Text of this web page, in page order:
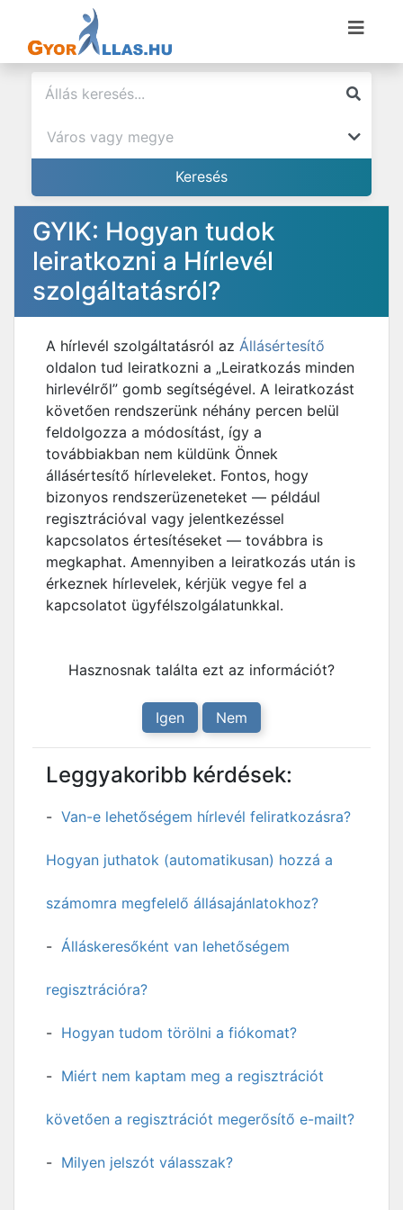
GYIK: Hogyan tudok
leiratkozni a Hírlevél
szolgáltatásról?
A hírlevél szolgáltatásról az Állásértesítő
oldalon tud leiratkozni a „Leiratkozás minden
hirlevélről” gomb segítségével. A leiratkozást
követően rendszerünk néhány percen belül
feldolgozza a módosítást, így a
továbbiakban nem küldünk Önnek
állásértesítő hírleveleket. Fontos, hogy
bizonyos rendszerüzeneteket — például
regisztrációval vagy jelentkezéssel
kapcsolatos értesítéseket — továbbra is
megkaphat. Amennyiben a leiratkozás után is
érkeznek hírlevelek, kérjük vegye fel a
kapcsolatot ügyfélszolgálatunkkal.
Hasznosnak találta ezt az információt?
Igen Nem
Leggyakoribb kérdések:
Van-e lehetőségem hírlevél feliratkozásra?
Hogyan juthatok (automatikusan) hozzá a
számomra megfelelő állásajánlatokhoz?
Álláskeresőként van lehetőségem
regisztrációra?
Hogyan tudom törölni a fiókomat?
Miért nem kaptam meg a regisztrációt
követően a regisztrációt megerősítő e-mailt?
Milyen jelszót válasszak?